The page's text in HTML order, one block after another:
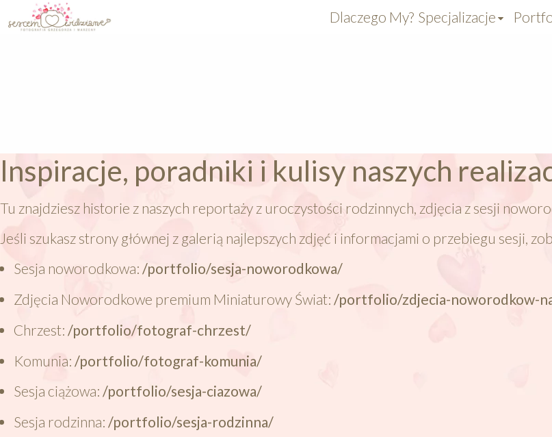
Dlaczego My? Specjalizacje
Inspiracje, poradniki i kulisy naszych
Tu znajdziesz historie z naszych reportaży z uroczystości rodzinnych, zdjęcia z sesji
Jeśli szukasz strony głównej z galerią najlepszych zdjęć i informacjami o przebiegu sesji,
Sesja noworodkowa: /portfolio/sesja-noworodkowa/
Zdjęcia Noworodkowe premium Miniaturowy Świat: /portfolio/zdjecia-noworodkow-
Chrzest: /portfolio/fotograf-chrzest/
Komunia: /portfolio/fotograf-komunia/
Sesja ciążowa: /portfolio/sesja-ciazowa/
Sesja rodzinna: /portfolio/sesja-rodzinna/